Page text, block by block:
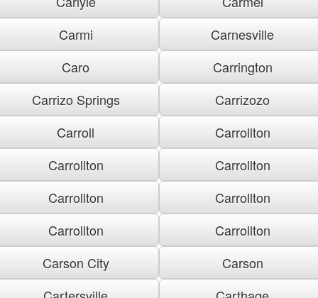
Carmi
Carnesville
Caro
Carrington
Carrizo Springs
Carrizozo
Carroll
Carrollton
Carrollton
Carrollton
Carrollton
Carrollton
Carrollton
Carrollton
Carson City
Carson